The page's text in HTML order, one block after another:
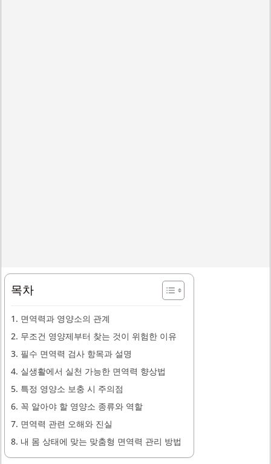
목차
1. 면역력과 영양소의 관계
2. 무조건 영양제부터 찾는 것이 위험한 이유
3. 필수 면역력 검사 항목과 설명
4. 실생활에서 실천 가능한 면역력 향상법
5. 특정 영양소 보충 시 주의점
6. 꼭 알아야 할 영양소 종류와 역할
7. 면역력 관련 오해와 진실
8. 내 몸 상태에 맞는 맞춤형 면역력 관리 방법